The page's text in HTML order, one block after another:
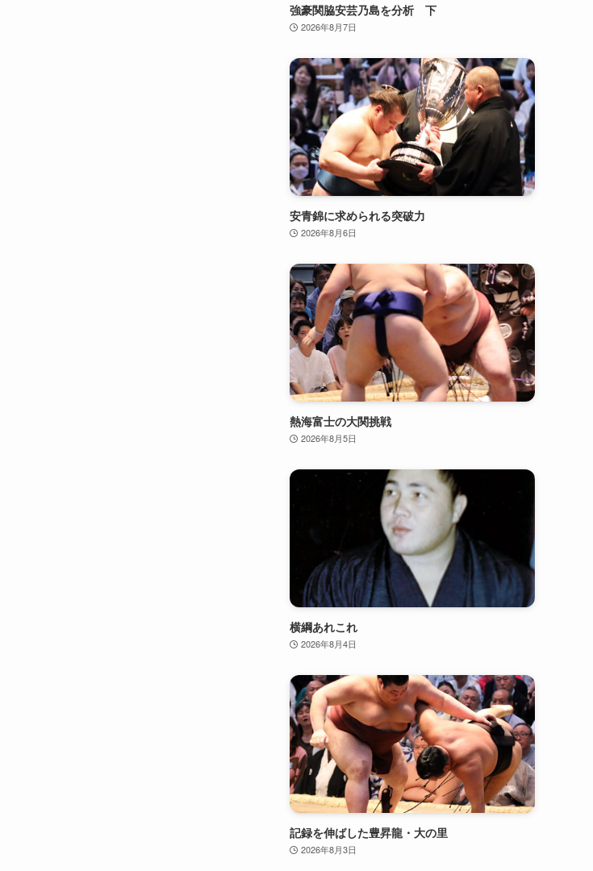
強豪関脇安芸乃島を分析 下
2026年8月7日
安青錦に求められる突破力
2026年8月6日
熱海富士の大関挑戦
2026年8月5日
横綱あれこれ
2026年8月4日
記録を伸ばした豊昇龍・大の里
2026年8月3日